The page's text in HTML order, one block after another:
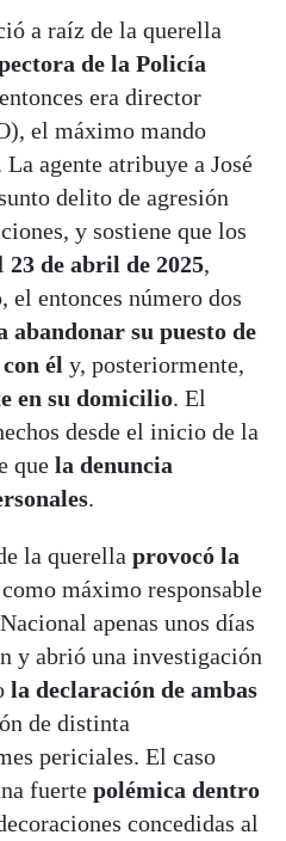
a raíz de la querella
de la Policía
era director
el máximo mando
agente atribuye a José
delito de agresión
y sostiene que los
23 de abril de 2025,
el entonces número dos
abandonar su puesto de
él y, posteriormente,
en su domicilio. El
desde el inicio de la
que la denuncia
.
la querella provocó la
como máximo responsable
apenas unos días
y abrió una investigación
la declaración de ambas
de distinta
periciales. El caso
fuerte polémica dentro
concedidas al